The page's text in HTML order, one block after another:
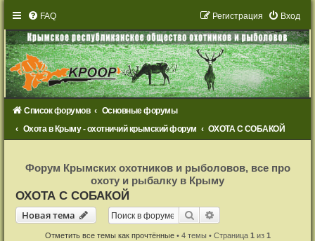
FAQ Вход
Регистрация
Список форумов
Основные форумы
Охота в Крыму - охотничий крымский форум
ОХОТА С СОБАКОЙ
с
т
р
а
ц
Форум Крымских охотников и рыболовов, все про
охоту и рыбалку в Крыму
ОХОТА С СОБАКОЙ
Новая тема
Новаятема Поиск
Отметить все темы как прочтённые• 4 темы • Страница 1 из 1